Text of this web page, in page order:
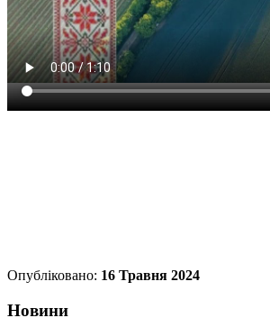
Опубліковано: 16 Травня 2024
Новини